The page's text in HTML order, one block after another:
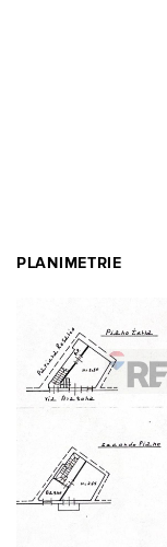
PLANIMETRIE